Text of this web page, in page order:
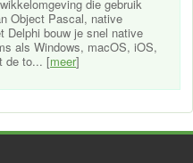
die gebruik
Object Pascal, native
Delphi bouw je snel native
als Windows, macOS, iOS,
de to... [meer]